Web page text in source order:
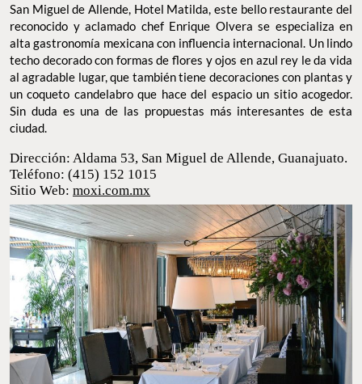
San Miguel de Allende, Hotel Matilda, este bello restaurante del
reconocido y aclamado chef Enrique Olvera se especializa en
alta gastronomía mexicana con influencia internacional. Un lindo
techo decorado con formas de flores y ojos en azul rey le da vida
al agradable lugar, que también tiene decoraciones con plantas y
un coqueto candelabro que hace del espacio un sitio acogedor.
Sin duda es una de las propuestas más interesantes de esta
ciudad.
Dirección: Aldama 53, San Miguel de Allende,
Guanajuato.
Teléfono: (415) 152 1015
Sitio Web:moxi.com.mx